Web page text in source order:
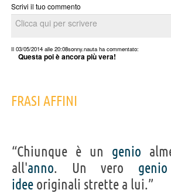
Scrivi il tuo commento
Il 03/05/2014 alle 20:08sonny.nauta ha commentato:
Questa poi è ancora più vera!
FRASI AFFINI
“Chiunque è un genio
all'anno. Un vero genio
idee originali strette a lui.”